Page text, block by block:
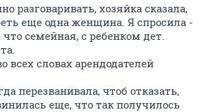
разговаривать, хозяйка сказала,
еще одна женщина. Я спросила -
что семейная, с ребенком дет.
всех словах арендодателей
перезванивала, чтоб отказать,
еще, что так получилось